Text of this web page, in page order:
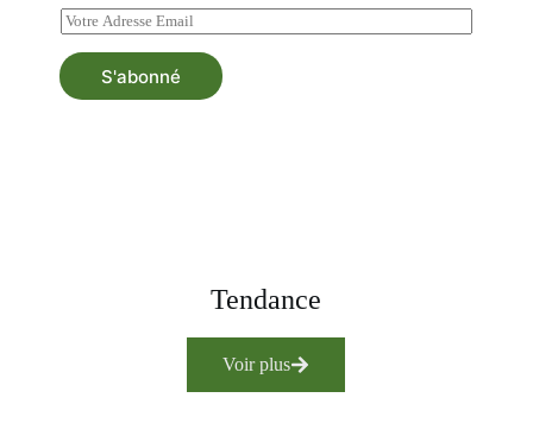
S'abonné
Tendance
Voir plus